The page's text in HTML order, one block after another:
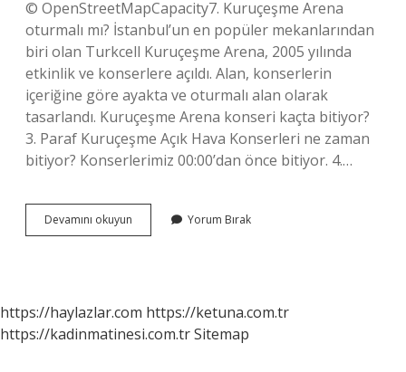
© OpenStreetMapCapacity7. Kuruçeşme Arena
oturmalı mı? İstanbul’un en popüler mekanlarından
biri olan Turkcell Kuruçeşme Arena, 2005 yılında
etkinlik ve konserlere açıldı. Alan, konserlerin
içeriğine göre ayakta ve oturmalı alan olarak
tasarlandı. Kuruçeşme Arena konseri kaçta bitiyor?
3. Paraf Kuruçeşme Açık Hava Konserleri ne zaman
bitiyor? Konserlerimiz 00:00’dan önce bitiyor. 4.…
Devamını okuyun Kuruçeşme
Arena
Yorum Bırak
https://haylazlar.com https://ketuna.com.tr
https://kadinmatinesi.com.trSitemap